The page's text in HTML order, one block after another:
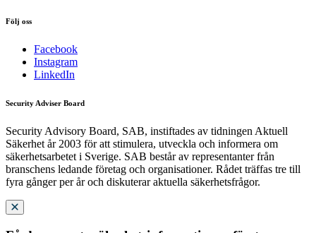
Följ oss
Facebook
Instagram
LinkedIn
Security Adviser Board
Security Advisory Board, SAB, instiftades av tidningen Aktuell
Säkerhet år 2003 för att stimulera, utveckla och informera om
säkerhetsarbetet i Sverige. SAB består av representanter från
branschens ledande företag och organisationer. Rådet träffas tre till
fyra gånger per år och diskuterar aktuella säkerhetsfrågor.